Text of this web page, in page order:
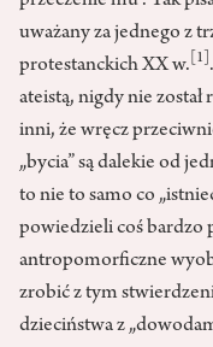
uważany za jednego z
protestanckich XX w. [1]
ateistą, nigdy nie
inni, że wręcz
„bycia” są dalekie od
to nie to samo co
powiedzieli coś bardzo
antropomorficzne
zrobić z tym
dzieciństwa z